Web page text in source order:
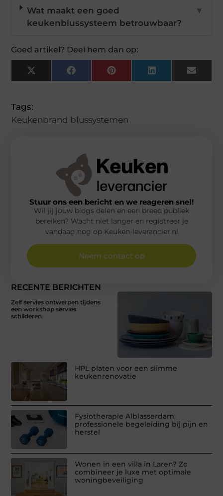
Wat maakt een goed
keukenblussysteem betrouwbaar?
▼
Goed artikel? Deel hem dan op:
X
(Twitter)
FacebookPinterestLinkedInEmail
Tags:
Keukenbrand blussystemen
RECENTE BERICHTEN
Zelf servies ontwerpen tijdens
een workshop servies
schilderen
HPL platen voor een slimme
keukenrenovatie
Fysiotherapie Alblasserdam:
professionele begeleiding bij pijn en
herstel
Wonen in een villa in Laren? Zo
combineer je luxe met optimale
woningbeveiliging
Stuur ons een bericht en we reageren snel!
Wil jij jouw blogs delen en een breed publiek
bereiken? Wacht niet langer en registreer je
vandaag nog op Keuken-leverancier.nl
Neem contact op